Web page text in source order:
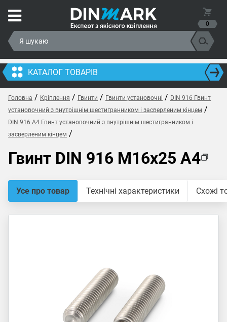
0
КАТАЛОГ ТОВАРІВ
Головна / Кріплення / Гвинти / Гвинти установочні / DIN 916 Гвинт
установочний з внутрішнім шестигранником і засверленим кінцем /
DIN 916 A4 Гвинт установочний з внутрішнім шестигранником і
засверленим кінцем /
Гвинт DIN 916 M16x25 A4
Усе про товар Технічні характеристики Схожі